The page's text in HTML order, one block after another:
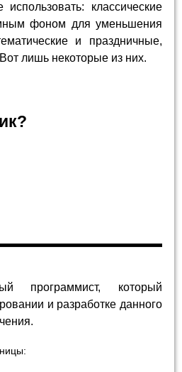
классические
фоном для уменьшения
и праздничные,
лишь некоторые из них.
программист, который
и разработке данного